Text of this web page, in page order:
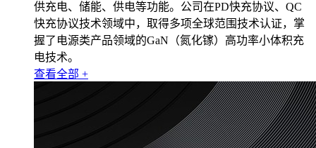
供充电、储能、供电等功能。公司在PD快充协议、QC
快充协议技术领域中，取得多项全球范围技术认证，掌
握了电源类产品领域的GaN（氮化镓）高功率小体积充
电技术。
查看全部 +